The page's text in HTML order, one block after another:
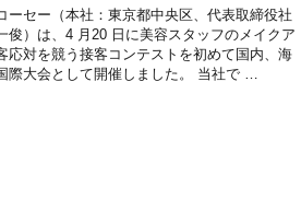
ーセー（本社：東京都中央区、代表取締役社
俊）は、4 月20 日に美容スタッフのメイクア
応対を競う接客コンテストを初めて国内、海
際大会として開催しました。 当社で …